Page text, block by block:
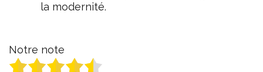
la modernité.
Notre note